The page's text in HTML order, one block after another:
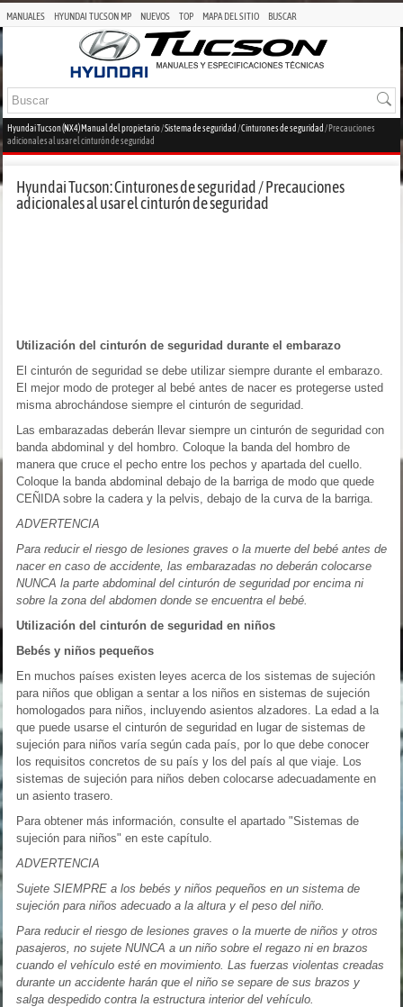
MANUALES HYUNDAI TUCSON MP NUEVOS TOP MAPA DEL SITIO BUSCAR
Hyundai Tucson (NX4) Manual del propietario/Sistema de seguridad /Cinturones de seguridad / Precauciones
adicionales al usar el cinturón de seguridad
Hyundai Tucson: Cinturones de seguridad / Precauciones
adicionales al usar el cinturón de seguridad
Utilización del cinturón de seguridad durante el embarazo
El cinturón de seguridad se debe utilizar siempre durante el embarazo.
El mejor modo de proteger al bebé antes de nacer es protegerse usted
misma abrochándose siempre el cinturón de seguridad.
Las embarazadas deberán llevar siempre un cinturón de seguridad con
banda abdominal y del hombro. Coloque la banda del hombro de
manera que cruce el pecho entre los pechos y apartada del cuello.
Coloque la banda abdominal debajo de la barriga de modo que quede
CEÑIDA sobre la cadera y la pelvis, debajo de la curva de la barriga.
ADVERTENCIA
Para reducir el riesgo de lesiones graves o la muerte del bebé antes de
nacer en caso de accidente, las embarazadas no deberán colocarse
NUNCA la parte abdominal del cinturón de seguridad por encima ni
sobre la zona del abdomen donde se encuentra el bebé.
Utilización del cinturón de seguridad en niños
Bebés y niños pequeños
En muchos países existen leyes acerca de los sistemas de sujeción
para niños que obligan a sentar a los niños en sistemas de sujeción
homologados para niños, incluyendo asientos alzadores. La edad a la
que puede usarse el cinturón de seguridad en lugar de sistemas de
sujeción para niños varía según cada país, por lo que debe conocer
los requisitos concretos de su país y los del país al que viaje. Los
sistemas de sujeción para niños deben colocarse adecuadamente en
un asiento trasero.
Para obtener más información, consulte el apartado "Sistemas de
sujeción para niños" en este capítulo.
ADVERTENCIA
Sujete SIEMPRE a los bebés y niños pequeños en un sistema de
sujeción para niños adecuado a la altura y el peso del niño.
Para reducir el riesgo de lesiones graves o la muerte de niños y otros
pasajeros, no sujete NUNCA a un niño sobre el regazo ni en brazos
cuando el vehículo esté en movimiento. Las fuerzas violentas creadas
durante un accidente harán que el niño se separe de sus brazos y
salga despedido contra la estructura interior del vehículo.